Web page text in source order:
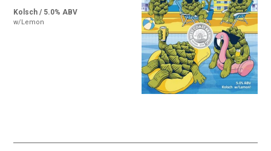
Kolsch / 5.0% ABV
w/Lemon